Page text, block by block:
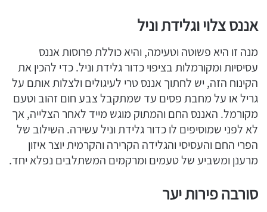
אננס צלוי וגלידת וניל
מנה זו היא פשוטה וטעימה, והיא כוללת פרוסות אננס
עסיסיות ומקורמלות בציפוי כדור גלידת וניל. כדי להכין את
הקינוח הזה, יש לחתוך אננס טרי לעיגולים ולצלות אותם על
גריל או על מחבת פסים עד שמתקבל צבע חום זהוב וטעם
מקורמל. האננס החם והמתוק מוגש מייד לאחר הצלייה, אך
לא לפני שמוסיפים לו כדור גלידת וניל עשירה. השילוב של
הפרי החם והעסיסי והגלידה הקרירה והקרמית יוצר איזון
מרענן ומשביע של טעמים ומרקמים המשתלבים נפלא יחד.
סורבה פירות יער